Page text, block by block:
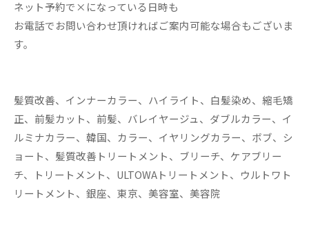
ネット予約で×になっている日時も
お電話でお問い合わせ頂ければご案内可能な場合もございま
す。
髪質改善、インナーカラー、ハイライト、白髪染め、縮毛矯
正、前髪カット、前髪、バレイヤージュ、ダブルカラー、イ
ルミナカラー、韓国、カラー、イヤリングカラー、ボブ、シ
ョート、髪質改善トリートメント、ブリーチ、ケアブリー
チ、トリートメント、ULTOWAトリートメント、ウルトワト
リートメント、銀座、東京、美容室、美容院